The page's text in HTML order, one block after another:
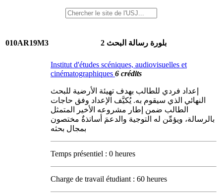
010AR19M3 بلورة رسالة البحث 2
Institut d'études scéniques, audiovisuelles et
cinématographiques 6 crédits
إعداد فردي للطالب بهدف تهيئة الأرضية للبحث
النهائي الذي سيقوم به. يُكيَّف الإعداد وفق حاجات
الطالب ضمن إطار مشروعه الأخير المتمثل
بالرسالة، ويؤمِّن له التوجيهَ والدعمَ أساتذةٌ مختصون
بمجال بحثه
Temps présentiel : 0 heures
Charge de travail étudiant : 60 heures